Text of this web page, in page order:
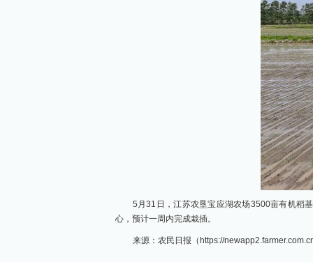
5月31日，江苏农垦宝应湖农场3500亩有机稻
心，预计一周内完成栽插。
来源：农民日报（https://